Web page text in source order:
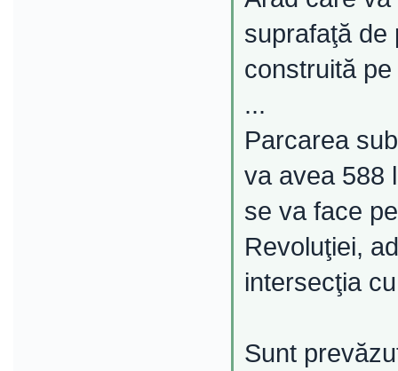
suprafaţă de
construită
...
Parcarea
va avea 588
se va face
Revoluţiei,
intersecţia
Sunt